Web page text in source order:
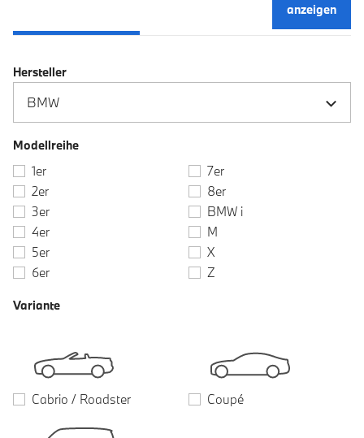
anzeigen
Hersteller
Modellreihe
1er
2er
3er
4er
5er
6er
7er
8er
BMW i
M
X
Z
Variante
Cabrio / Roadster Coupé